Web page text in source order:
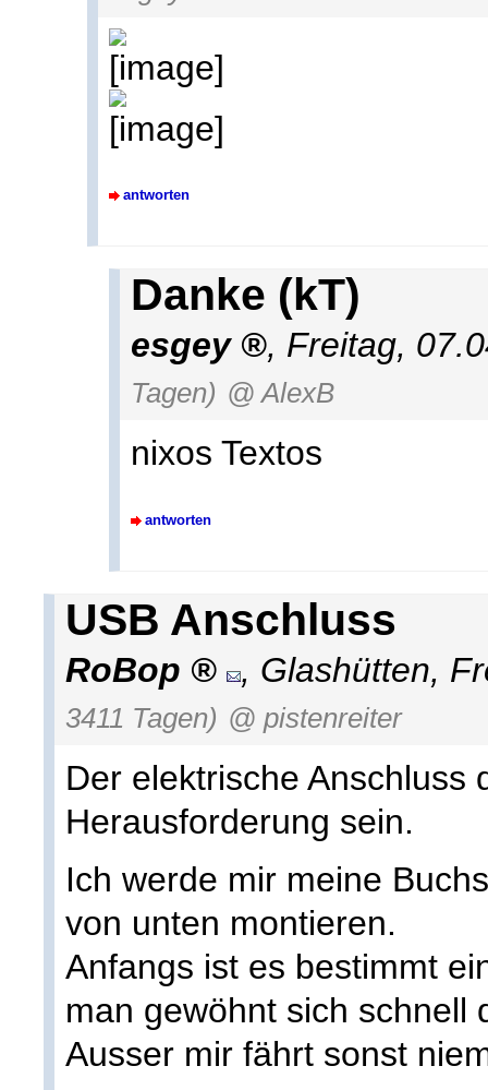
antworten
Danke (kT)
esgey , Freitag,
Tagen) @ AlexB
nixos Textos
antworten
USB Anschluss
RoBop , Glashütten,
3411 Tagen) @ pistenreiter
Der elektrische Anschluss
Herausforderung sein.
Ich werde mir meine
von unten montieren.
Anfangs ist es bestimmt
man gewöhnt sich schnell
Ausser mir fährt sonst